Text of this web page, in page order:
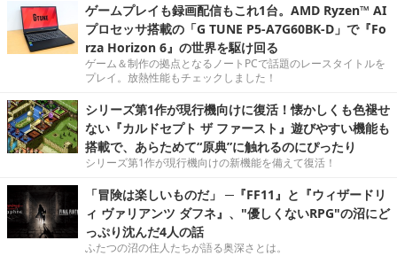
ゲームプレイも録画配信もこれ1台。AMD Ryzen™ AI
プロセッサ搭載の「G TUNE P5-A7G60BK-D」で『Fo
rza Horizon 6』の世界を駆け回る
ゲーム＆制作の拠点となるノートPCで話題のレースタイトルを
プレイ。放熱性能もチェックしました！
シリーズ第1作が現行機向けに復活！懐かしくも色褪せ
ない『カルドセプト ザ ファースト』遊びやすい機能も
搭載で、あらためて“原典”に触れるのにぴったり
シリーズ第1作が現行機向けの新機能を備えて復活！
「冒険は楽しいものだ」 ─『FF11』と『ウィザードリ
ィ ヴァリアンツ ダフネ』、"優しくないRPG"の沼にど
っぷり沈んだ4人の話
ふたつの沼の住人たちが語る奥深さとは。